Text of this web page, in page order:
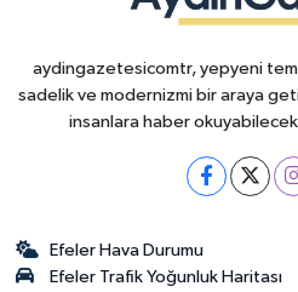
aydingazetesicomtr, yepyeni
sadelik ve modernizmi bir araya
insanlara haber
Efeler Hava Durumu
Efeler Trafik Yoğunluk Haritası